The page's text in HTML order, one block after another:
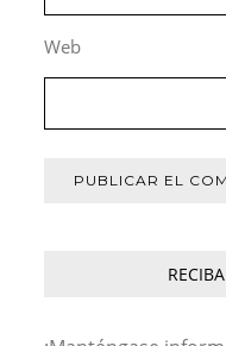
Web